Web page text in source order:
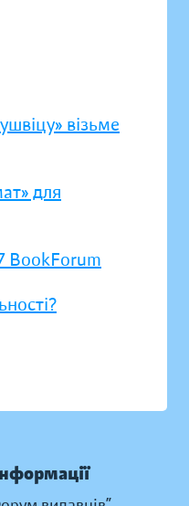
візьме
для
BookForum